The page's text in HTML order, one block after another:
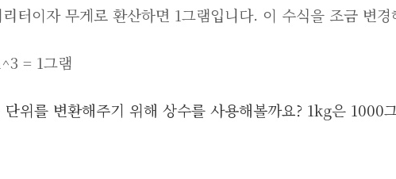
터이자 무게로 환산하면 1그램입니다. 이 수식을 조금 변경
= 1그램
위를 변환해주기 위해 상수를 사용해볼까요? 1kg은 1000